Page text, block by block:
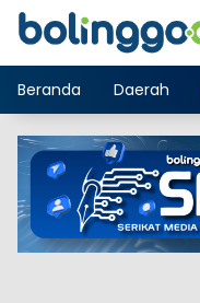
Langsung
Beranda
Daerah